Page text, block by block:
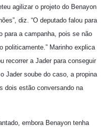
agilizar o projeto do Benayon
diz. “O deputado falou para
para a campanha, pois se não
politicamente.” Marinho explica
recorrer a Jader para conseguir
Jader soube do caso, a propina
dois estão conversando na
embora Benayon tenha